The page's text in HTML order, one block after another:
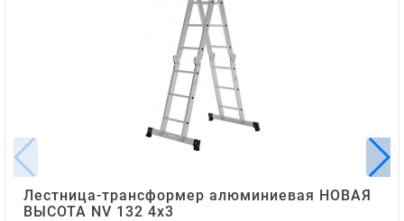
Лестница-трансформер алюминиевая НОВАЯ
ВЫСОТА NV 132 4х3